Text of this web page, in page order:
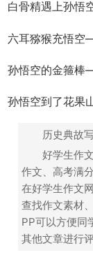
白骨精遇上孙悟
六耳猕猴充悟空
孙悟空的金箍棒
孙悟空到了花果
历史典故
好学生作
作文、高考满
在好学生作文
查找作文素材
PP可以方便同
其他文章进行